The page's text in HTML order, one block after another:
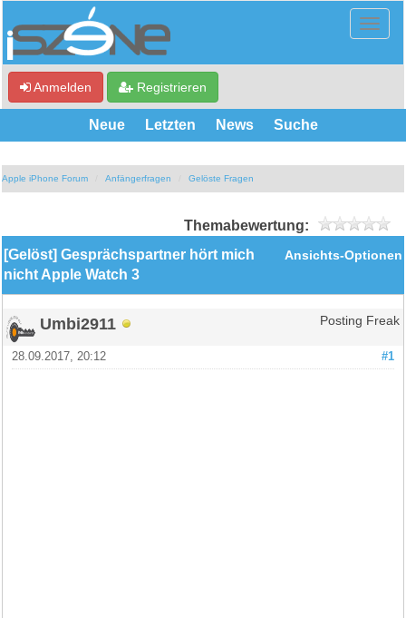
Anmelden Registrieren
Neue Letzten News Suche
Apple iPhone Forum Anfängerfragen Gelöste Fragen
Themabewertung:
Ansichts-Optionen
[Gelöst] Gesprächspartner hört mich
nicht Apple Watch 3
Umbi2911 Posting Freak
#1
28.09.2017, 20:12